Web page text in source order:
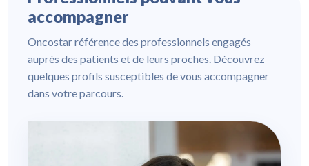
accompagner
Oncostar référence des professionnels engagés
auprès des patients et de leurs proches. Découvrez
quelques profils susceptibles de vous accompagner
dans votre parcours.